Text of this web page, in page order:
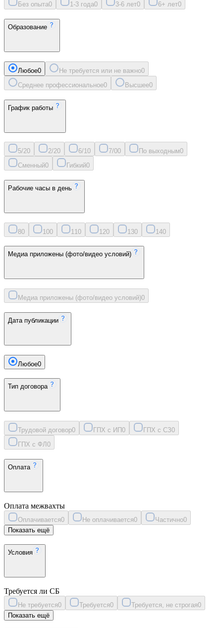
Без опыта0 1-3 года0 3-6 лет0 6+ лет0
Образование
Любое0 Не требуется или не важно0
Среднее профессиональное0 Высшее0
График работы
5/20 2/20 6/10 7/00 По выходным0
Сменный0 Гибкий0
Рабочие часы в день
80 100 11 0 120 130 140
Медиа приложены (фото/видео условий)
Медиа приложены (фото/видео условий)0
Дата публикации
Любое0
Тип договора
Трудовой договор0 ГПХ с ИП0 ГПХ с СЗ0
ГПХ с ФЛ 0
Оплата
Оплата межвахты
Оплачивается0 Не оплачивается0 Частично0
Показать ещё
Условия
Требуется ли СБ
Не требуется0 Требуется0 Требуется, не строгая0
Показать ещё